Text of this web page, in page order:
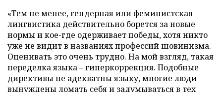
«Тем не менее, гендерная или феминистская
лингвистика действительно борется за новые
нормы и кое-где одерживает победы, хотя никто
уже не видит в названиях профессий шовинизма.
Оценивать это очень трудно. На мой взгляд, такая
переделка языка – гиперкоррекция. Подобные
директивы не адекватны языку, многие люди
вынуждены ломать себя и задумываться в тех